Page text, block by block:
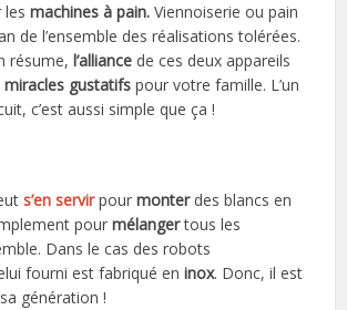
lesmachines à pain. Viennoiserie ou pain
de l’ensemble des réalisations tolérées.
résume, l’alliance de ces deux appareils
miracles gustatifs pour votre famille. L’un
c’est aussi simple que ça !
s’en servirpourmonterdes blancs en
pourmélangertous les
Dans le cas des robots
fourni est fabriqué eninox. Donc, il est
génération !